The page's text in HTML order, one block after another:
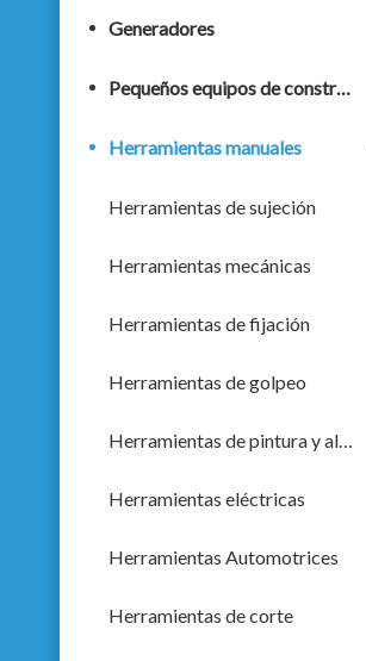
Generadores
Pequeños equipos de construcción
Herramientas manuales
Herramientas de sujeción
Herramientas mecánicas
Herramientas de fijación
Herramientas de golpeo
Herramientas de pintura y albañilería
Herramientas eléctricas
Herramientas Automotrices
Herramientas de corte